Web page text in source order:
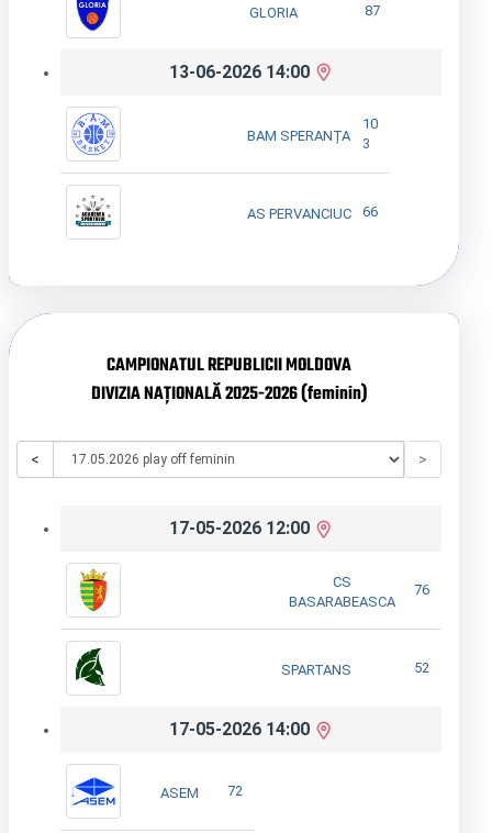
GLORIA 87
13-06-2026 14:00
BAM SPERANȚA
10
3
AS PERVANCIUC 66
CAMPIONATUL REPUBLICII MOLDOVA
DIVIZIA NAȚIONALĂ 2025-2026 (feminin)
< >
17-05-2026 12:00
CS
BASARABEASCA
76
SPARTANS 52
17-05-2026 14:00
ASEM 72